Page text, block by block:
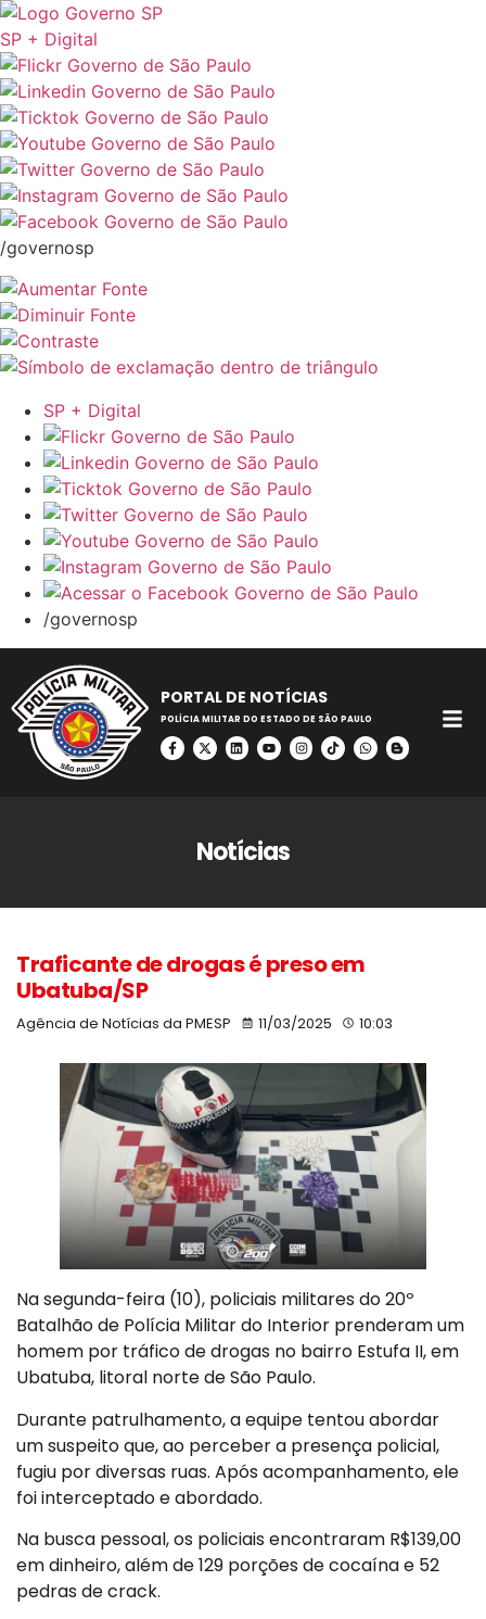
SP + Digital
/governosp
SP + Digital
/governosp
PORTAL DE NOTÍCIAS
POLÍCIA MILITAR DO ESTADO DE SÃO PAULO
Notícias
Traficante de drogas é preso em
Ubatuba/SP
Agência de Notícias da PMESP 11/03/2025 10:03
Na segunda-feira (10), policiais militares do 20º
Batalhão de Polícia Militar do Interior prenderam um
homem por tráfico de drogas no bairro Estufa II, em
Ubatuba, litoral norte de São Paulo.
Durante patrulhamento, a equipe tentou abordar
um suspeito que, ao perceber a presença policial,
fugiu por diversas ruas. Após acompanhamento, ele
foi interceptado e abordado.
Na busca pessoal, os policiais encontraram R$139,00
em dinheiro, além de 129 porções de cocaína e 52
pedras de crack.